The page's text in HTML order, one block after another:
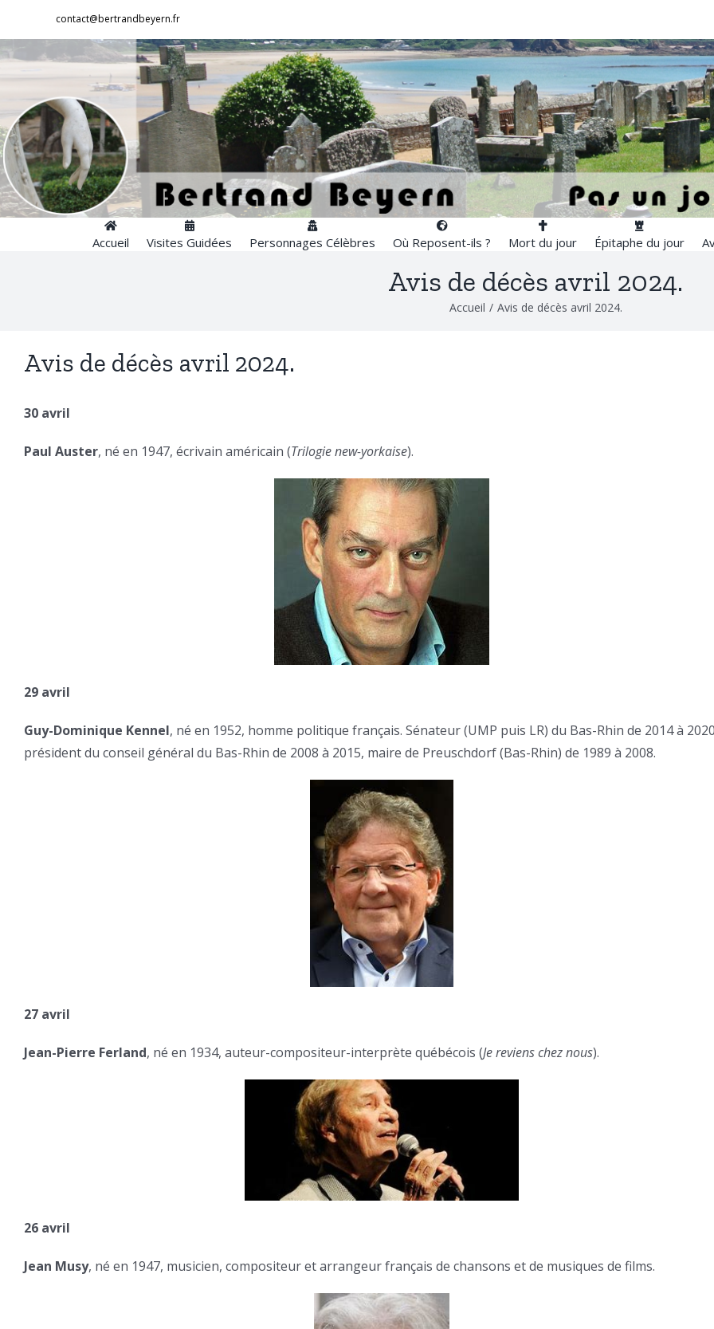
contenu
contact@bertrandbeyern.fr
Accueil Visites Guidées Personnages Célèbres Où Reposent-ils ? Mort du jour Épitaphe du jour
Avis de décès avril 2024.
Accueil / Avis de décès avril 2024.
Avis de décès avril 2024.
30 avril
Paul Auster, né en 1947, écrivain américain (Trilogie new-yorkaise).
29 avril
Guy-Dominique Kennel, né en 1952, homme politique français. Sénateur (UMP puis LR) du Bas-Rhin de 2014 à
président du conseil général du Bas-Rhin de 2008 à 2015, maire de Preuschdorf (Bas-Rhin) de 1989 à 2008.
27 avril
Jean-Pierre Ferland, né en 1934, auteur-compositeur-interprète québécois (Je reviens chez nous).
26 avril
Jean Musy, né en 1947, musicien, compositeur et arrangeur français de chansons et de musiques de films.